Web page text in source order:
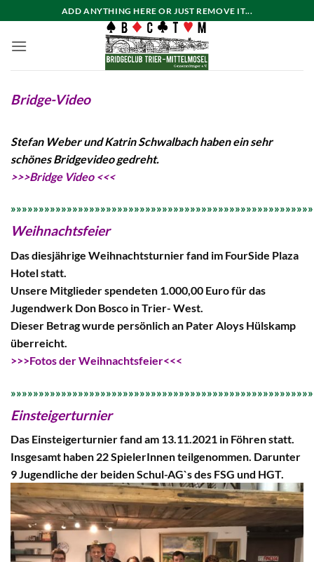
Inhalt
springen
ADD ANYTHING HERE OR JUST REMOVE IT...
Bridge-Video
Stefan Weber und Katrin Schwalbachhaben ein sehr
schönes Bridgevideo gedreht.
>>>Bridge Video <<<
Weihnachtsfeier
Das diesjährige Weihnachtsturnier fand im FourSide Plaza
Hotel statt.
Unsere Mitglieder spendeten 1.000,00 Euro für das
Jugendwerk Don Bosco in Trier- West.
Dieser Betrag wurde persönlich an Pater Aloys Hülskamp
überreicht.
>>>Fotos der Weihnachtsfeier<<<
Einsteigerturnier
Das Einsteigerturnier fand am 13.11.2021 in Föhren statt.
Insgesamt haben 22 SpielerInnen teilgenommen. Darunter
9 Jugendliche der beiden Schul-AG`s des FSG und HGT.